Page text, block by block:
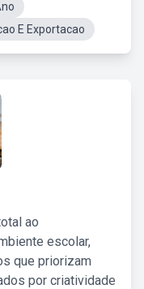
E Exportacao
ao
escolar,
que priorizam
por criatividade